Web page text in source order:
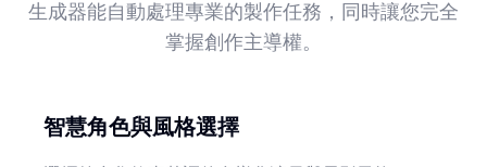
生成器能自動處理專業的製作任務，同時讓您完全
掌握創作主導權。
智慧角色與風格選擇